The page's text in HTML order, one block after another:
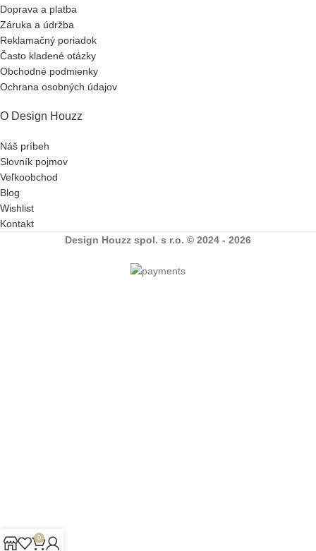
Doprava a platba
Záruka a údržba
Reklamačný poriadok
Často kladené otázky
Obchodné podmienky
Ochrana osobných údajov
O Design Houzz
Náš príbeh
Slovník pojmov
Veľkoobchod
Blog
Wishlist
Kontakt
Design Houzz spol. s r.o. © 2024 - 2026
0